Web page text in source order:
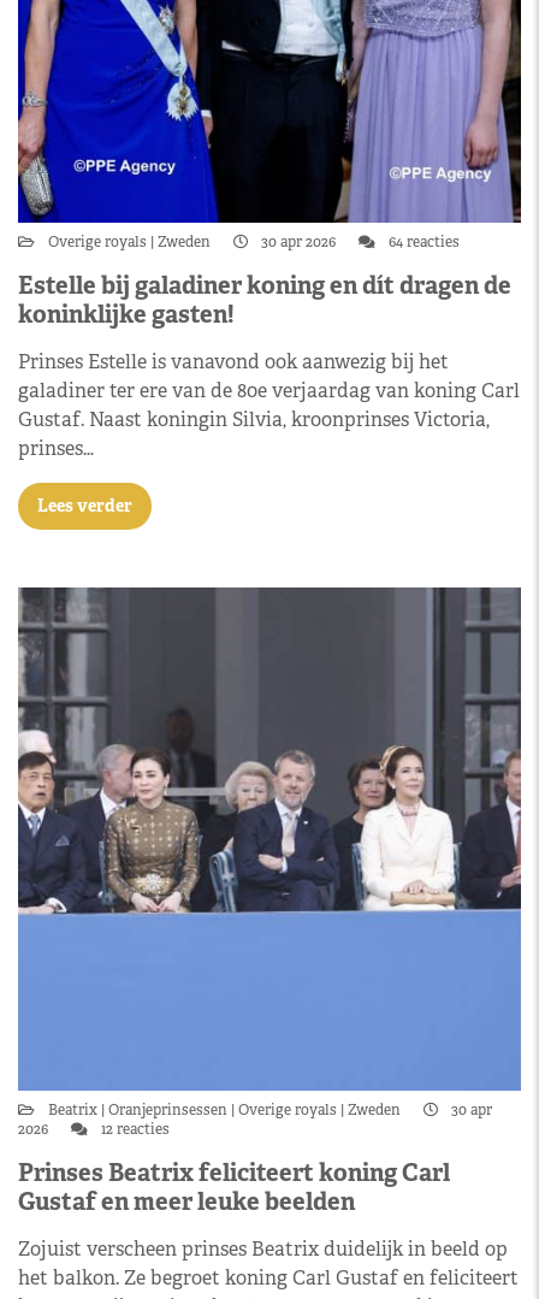
Overige royals Zweden 30 apr 2026 64 reacties
Estelle bij galadiner koning en dít dragen de
koninklijke gasten!
Prinses Estelle is vanavond ook aanwezig bij het
galadiner ter ere van de 80e verjaardag van koning Carl
Gustaf. Naast koningin Silvia, kroonprinses Victoria,
prinses…
Lees verder
Beatrix Oranjeprinsessen Overige royals Zweden
30 apr
2026
12 reacties
Prinses Beatrix feliciteert koning Carl
Gustaf en meer leuke beelden
Zojuist verscheen prinses Beatrix duidelijk in beeld op
het balkon. Ze begroet koning Carl Gustaf en feliciteert